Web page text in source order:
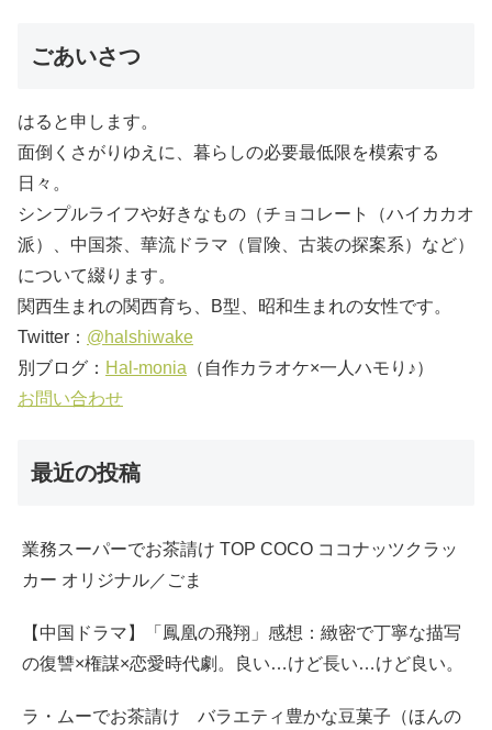
ごあいさつ
はると申します。
面倒くさがりゆえに、暮らしの必要最低限を模索する
日々。
シンプルライフや好きなもの（チョコレート（ハイカカオ
派）、中国茶、華流ドラマ（冒険、古装の探案系）など）
について綴ります。
関西生まれの関西育ち、B型、昭和生まれの女性です。
Twitter： @halshiwake
別ブログ： Hal-monia （自作カラオケ×一人ハモり♪）
お問い合わせ
最近の投稿
業務スーパーでお茶請け TOP COCO ココナッツクラッ
カー オリジナル／ごま
【中国ドラマ】「鳳凰の飛翔」感想：緻密で丁寧な描写
の復讐×権謀×恋愛時代劇。良い…けど長い…けど良い。
ラ・ムーでお茶請け バラエティ豊かな豆菓子（ほんの